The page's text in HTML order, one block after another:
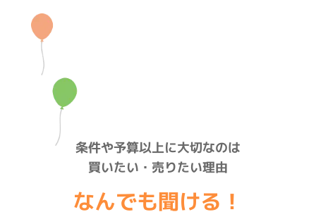
条件や予算以上に大切なのは
買いたい・売りたい理由
なんでも聞ける！